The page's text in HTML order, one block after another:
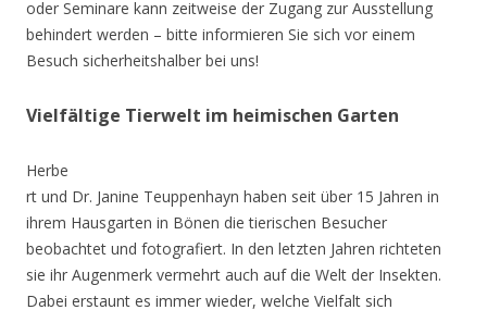
oder Seminare kann zeitweise der Zugang zur Ausstellung
behindert werden – bitte informieren Sie sich vor einem
Besuch sicherheitshalber bei uns!
Vielfältige Tierwelt im heimischen Garten
Herbe
rt und Dr. Janine Teuppenhayn haben seit über 15 Jahren in
ihrem Hausgarten in Bönen die tierischen Besucher
beobachtet und fotografiert. In den letzten Jahren richteten
sie ihr Augenmerk vermehrt auch auf die Welt der Insekten.
Dabei erstaunt es immer wieder, welche Vielfalt sich